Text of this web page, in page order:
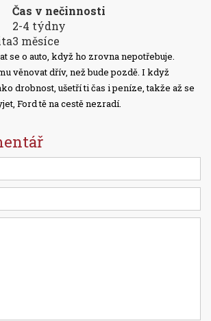
Čas v nečinnosti
2-4 týdny
3 měsíce
se o auto, když ho zrovna nepotřebuje.
věnovat dřív, než bude pozdě. I když
drobnost, ušetří ti čas i peníze, takže až se
Ford tě na cestě nezradí.